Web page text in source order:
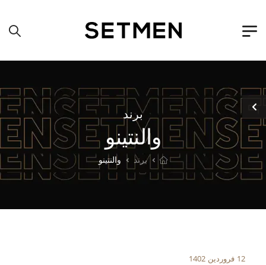
برند
والنتینو
برند والنتینو
12 فروردین 1402